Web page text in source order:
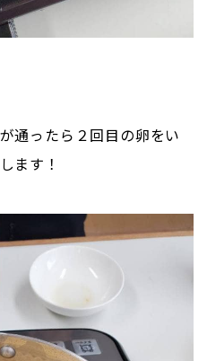
通ったら２回目の卵をい
ます！